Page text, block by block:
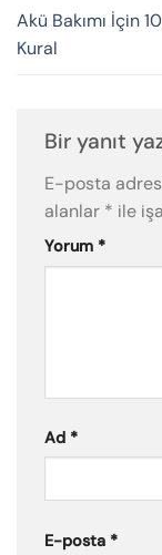
Akü Bakımı İçin
Kural
Bir yanıt
E-posta
alanlar * ile
Yorum *
Ad *
E-posta *